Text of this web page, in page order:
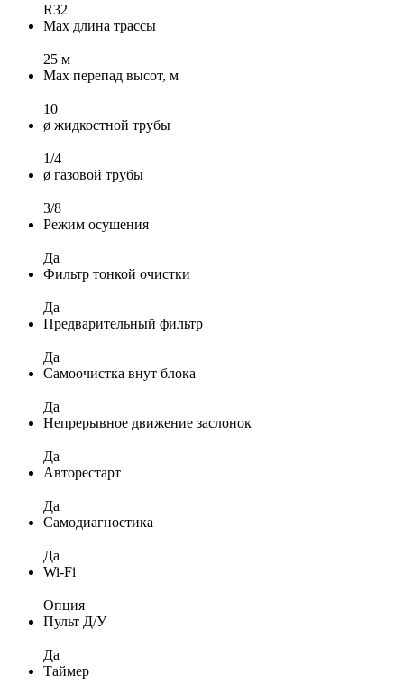
R32
Max длина трассы
25 м
Max перепад высот, м
10
ø жидкостной трубы
1/4
ø газовой трубы
3/8
Режим осушения
Да
Фильтр тонкой очистки
Да
Предварительный фильтр
Да
Самоочистка внут блока
Да
Непрерывное движение заслонок
Да
Авторестарт
Да
Самодиагностика
Да
Wi-Fi
Опция
Пульт Д/У
Да
Таймер